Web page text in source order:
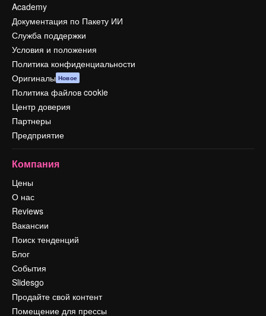
Academy
Документация по Пакету ИИ
Служба поддержки
Условия и положения
Политика конфиденциальности
Оригиналы Новое
Политика файлов cookie
Центр доверия
Партнеры
Предприятие
Компания
Цены
О нас
Reviews
Вакансии
Поиск тенденций
Блог
События
Slidesgo
Продайте свой контент
Помещение для прессы